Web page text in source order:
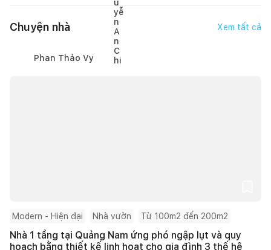
Chuyện nhà Xem tất cả
Phan Thảo Vy
Modern - Hiện đại Nhà vườn Từ 100m2 đến 200m2
Nhà 1 tầng tại Quảng Nam ứng phó ngập lụt và quy
hoạch bằng thiết kế linh hoạt cho gia đình 3 thế hệ